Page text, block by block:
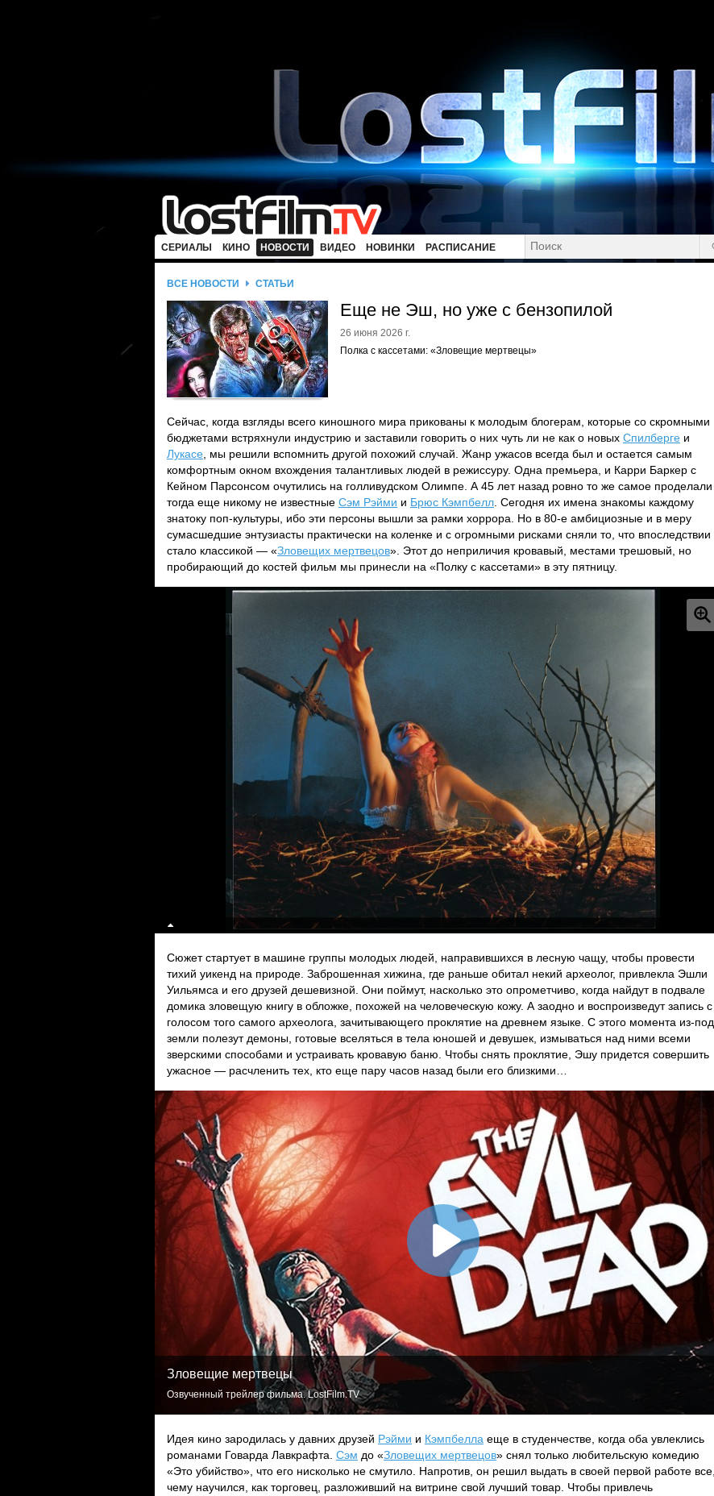
СЕРИАЛЫ КИНО НОВОСТИ ВИДЕО НОВИНКИ РАСПИСАНИЕ
ВСЕ НОВОСТИ СТАТЬИ
Еще не Эш, но уже с бензопилой
26 июня 2026 г.
Полка с кассетами: «Зловещие мертвецы»
Сейчас, когда взгляды всего киношного мира прикованы к молодым блогерам, которые со скромными
бюджетами встряхнули индустрию и заставили говорить о них чуть ли не как о новых Спилберге и
Лукасе , мы решили вспомнить другой похожий случай. Жанр ужасов всегда был и остается самым
комфортным окном вхождения талантливых людей в режиссуру. Одна премьера, и Карри Баркер с
Кейном Парсонсом очутились на голливудском Олимпе. А 45 лет назад ровно то же самое проделали
тогда еще никому не известные Сэм Рэйми и Брюс Кэмпбелл . Сегодня их имена знакомы каждому
знатоку поп-культуры, ибо эти персоны вышли за рамки хоррора. Но в 80-е амбициозные и в меру
сумасшедшие энтузиасты практически на коленке и с огромными рисками сняли то, что впоследствии
стало классикой — «Зловещих мертвецов». Этот до неприличия кровавый, местами трешовый, но
пробирающий до костей фильм мы принесли на «Полку с кассетами» в эту пятницу.
Сюжет стартует в машине группы молодых людей, направившихся в лесную чащу, чтобы провести
тихий уикенд на природе. Заброшенная хижина, где раньше обитал некий археолог, привлекла Эшли
Уильямса и его друзей дешевизной. Они поймут, насколько это опрометчиво, когда найдут в подвале
домика зловещую книгу в обложке, похожей на человеческую кожу. А заодно и воспроизведут запись с
голосом того самого археолога, зачитывающего проклятие на древнем языке. С этого момента из-под
земли полезут демоны, готовые вселяться в тела юношей и девушек, измываться над ними всеми
зверскими способами и устраивать кровавую баню. Чтобы снять проклятие, Эшу придется совершить
ужасное — расчленить тех, кто еще пару часов назад были его близкими…
Зловещие мертвецы
Озвученный трейлер фильма. LostFilm.TV
Идея кино зародилась у давних друзей Рэйми и Кэмпбелла еще в студенчестве, когда оба увлеклись
романами Говарда Лавкрафта. Сэм до «Зловещих мертвецов» снял только любительскую комедию
«Это убийство», что его нисколько не смутило. Напротив, он решил выдать в своей первой работе все,
чему научился, как торговец, разложивший на витрине свой лучший товар. Чтобы привлечь